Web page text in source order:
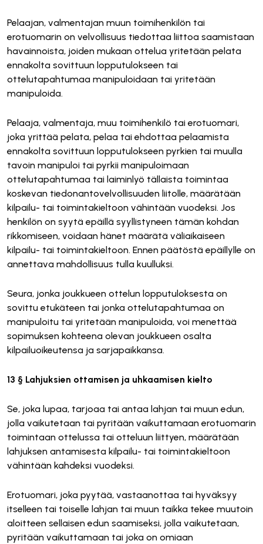
Pelaajan, valmentajan muun toimihenkilön tai
erotuomarin on velvollisuus tiedottaa liittoa saamistaan
havainnoista, joiden mukaan ottelua yritetään pelata
ennakolta sovittuun lopputulokseen tai
ottelutapahtumaa manipuloidaan tai yritetään
manipuloida.
Pelaaja, valmentaja, muu toimihenkilö tai erotuomari,
joka yrittää pelata, pelaa tai ehdottaa pelaamista
ennakolta sovittuun lopputulokseen pyrkien tai muulla
tavoin manipuloi tai pyrkii manipuloimaan
ottelutapahtumaa tai laiminlyö tällaista toimintaa
koskevan tiedonantovelvollisuuden liitolle, määrätään
kilpailu- tai toimintakieltoon vähintään vuodeksi. Jos
henkilön on syytä epäillä syyllistyneen tämän kohdan
rikkomiseen, voidaan hänet määrätä väliaikaiseen
kilpailu- tai toimintakieltoon. Ennen päätöstä epäillylle on
annettava mahdollisuus tulla kuulluksi.
Seura, jonka joukkueen ottelun lopputuloksesta on
sovittu etukäteen tai jonka ottelutapahtumaa on
manipuloitu tai yritetään manipuloida, voi menettää
sopimuksen kohteena olevan joukkueen osalta
kilpailuoikeutensa ja sarjapaikkansa.
13 § Lahjuksien ottamisen ja uhkaamisen kielto
Se, joka lupaa, tarjoaa tai antaa lahjan tai muun edun,
jolla vaikutetaan tai pyritään vaikuttamaan erotuomarin
toimintaan ottelussa tai otteluun liittyen, määrätään
lahjuksen antamisesta kilpailu- tai toimintakieltoon
vähintään kahdeksi vuodeksi.
Erotuomari, joka pyytää, vastaanottaa tai hyväksyy
itselleen tai toiselle lahjan tai muun taikka tekee muutoin
aloitteen sellaisen edun saamiseksi, jolla vaikutetaan,
pyritään vaikuttamaan tai joka on omiaan